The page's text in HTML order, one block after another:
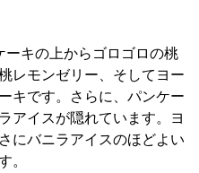
ーキの上からゴロゴロの桃
レモンゼリー、そしてヨー
キです。さらに、パンケー
アイスが隠れています。ヨ
にバニラアイスのほどよい
。